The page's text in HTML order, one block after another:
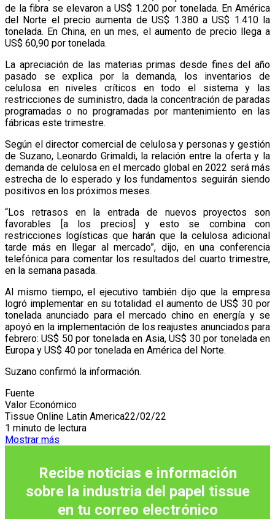
de la fibra se elevaron a US$ 1.200 por tonelada. En América
del Norte el precio aumenta de US$ 1.380 a US$ 1.410 la
tonelada. En China, en un mes, el aumento de precio llega a
US$ 60,90 por tonelada.
La apreciación de las materias primas desde fines del año
pasado se explica por la demanda, los inventarios de
celulosa en niveles críticos en todo el sistema y las
restricciones de suministro, dada la concentración de paradas
programadas o no programadas por mantenimiento en las
fábricas este trimestre.
Según el director comercial de celulosa y personas y gestión
de Suzano, Leonardo Grimaldi, la relación entre la oferta y la
demanda de celulosa en el mercado global en 2022 será más
estrecha de lo esperado y los fundamentos seguirán siendo
positivos en los próximos meses.
“Los retrasos en la entrada de nuevos proyectos son
favorables [a los precios] y esto se combina con
restricciones logísticas que harán que la celulosa adicional
tarde más en llegar al mercado”, dijo, en una conferencia
telefónica para comentar los resultados del cuarto trimestre,
en la semana pasada.
Al mismo tiempo, el ejecutivo también dijo que la empresa
logró implementar en su totalidad el aumento de US$ 30 por
tonelada anunciado para el mercado chino en energía y se
apoyó en la implementación de los reajustes anunciados para
febrero: US$ 50 por tonelada en Asia, US$ 30 por tonelada en
Europa y US$ 40 por tonelada en América del Norte.
Suzano confirmó la información.
Fuente
Valor Económico
Tissue Online Latin America22/02/22
1 minuto de lectura
Mostrar más
Recibe noticias e información
sobre la industria del papel tissue
en tu correo electrónico